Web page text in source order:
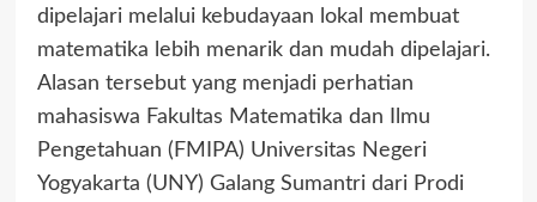
dipelajari melalui kebudayaan lokal membuat
matematika lebih menarik dan mudah dipelajari.
Alasan tersebut yang menjadi perhatian
mahasiswa Fakultas Matematika dan Ilmu
Pengetahuan (FMIPA) Universitas Negeri
Yogyakarta (UNY) Galang Sumantri dari Prodi